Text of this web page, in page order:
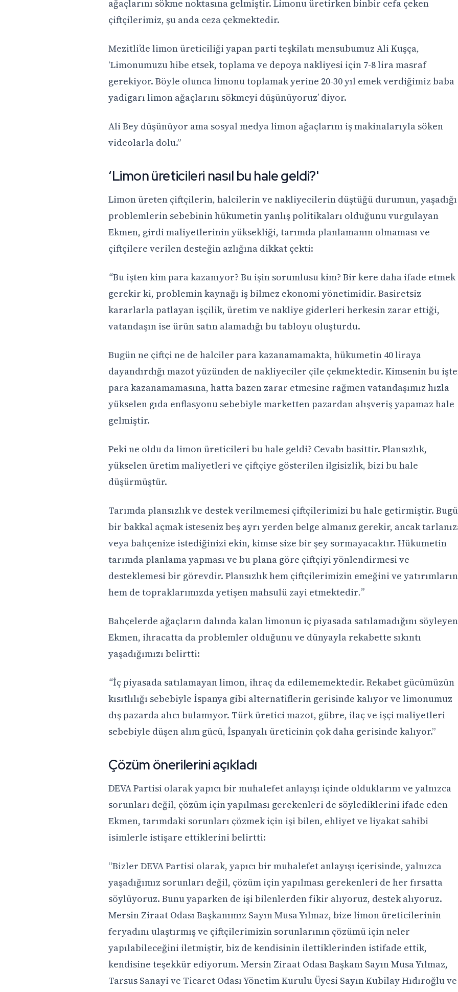
ağaçlarını sökme noktasına gelmiştir. Limonu üretirken binbir cefa çeken
çiftçilerimiz, şu anda ceza çekmektedir.
Mezitli’de limon üreticiliği yapan parti teşkilatı mensubumuz Ali Kuşça,
‘Limonumuzu hibe etsek, toplama ve depoya nakliyesi için 7-8 lira masraf
gerekiyor. Böyle olunca limonu toplamak yerine 20-30 yıl emek verdiğimiz baba
yadigarı limon ağaçlarını sökmeyi düşünüyoruz’ diyor.
Ali Bey düşünüyor ama sosyal medya limon ağaçlarını iş makinalarıyla söken
videolarla dolu.”
‘Limon üreticileri nasıl bu hale geldi?'
Limon üreten çiftçilerin, halcilerin ve nakliyecilerin düştüğü durumun, yaşadığı
problemlerin sebebinin hükumetin yanlış politikaları olduğunu vurgulayan
Ekmen, girdi maliyetlerinin yüksekliği, tarımda planlamanın olmaması ve
çiftçilere verilen desteğin azlığına dikkat çekti:
“Bu işten kim para kazanıyor? Bu işin sorumlusu kim? Bir kere daha ifade etmek
gerekir ki, problemin kaynağı iş bilmez ekonomi yönetimidir. Basiretsiz
kararlarla patlayan işçilik, üretim ve nakliye giderleri herkesin zarar ettiği,
vatandaşın ise ürün satın alamadığı bu tabloyu oluşturdu.
Bugün ne çiftçi ne de halciler para kazanamamakta, hükumetin 40 liraya
dayandırdığı mazot yüzünden de nakliyeciler çile çekmektedir. Kimsenin bu
para kazanamamasına, hatta bazen zarar etmesine rağmen vatandaşımız hızla
yükselen gıda enflasyonu sebebiyle marketten pazardan alışveriş yapamaz hale
gelmiştir.
Peki ne oldu da limon üreticileri bu hale geldi? Cevabı basittir. Plansızlık,
yükselen üretim maliyetleri ve çiftçiye gösterilen ilgisizlik, bizi bu hale
düşürmüştür.
Tarımda plansızlık ve destek verilmemesi çiftçilerimizi bu hale getirmiştir.
bir bakkal açmak isteseniz beş ayrı yerden belge almanız gerekir, ancak
veya bahçenize istediğinizi ekin, kimse size bir şey sormayacaktır. Hükumetin
tarımda planlama yapması ve bu plana göre çiftçiyi yönlendirmesi ve
desteklemesi bir görevdir. Plansızlık hem çiftçilerimizin emeğini ve
hem de topraklarımızda yetişen mahsulü zayi etmektedir.”
Bahçelerde ağaçların dalında kalan limonun iç piyasada satılamadığını söyleyen
Ekmen, ihracatta da problemler olduğunu ve dünyayla rekabette sıkıntı
yaşadığımızı belirtti:
“İç piyasada satılamayan limon, ihraç da edilememektedir. Rekabet gücümüzün
kısıtlılığı sebebiyle İspanya gibi alternatiflerin gerisinde kalıyor ve limonumuz
dış pazarda alıcı bulamıyor. Türk üretici mazot, gübre, ilaç ve işçi maliyetleri
sebebiyle düşen alım gücü, İspanyalı üreticinin çok daha gerisinde kalıyor.”
Çözüm önerilerini açıkladı
DEVA Partisi olarak yapıcı bir muhalefet anlayışı içinde olduklarını ve yalnızca
sorunları değil, çözüm için yapılması gerekenleri de söylediklerini ifade eden
Ekmen, tarımdaki sorunları çözmek için işi bilen, ehliyet ve liyakat sahibi
isimlerle istişare ettiklerini belirtti:
“Bizler DEVA Partisi olarak, yapıcı bir muhalefet anlayışı içerisinde, yalnızca
yaşadığımız sorunları değil, çözüm için yapılması gerekenleri de her fırsatta
söylüyoruz. Bunu yaparken de işi bilenlerden fikir alıyoruz, destek alıyoruz.
Mersin Ziraat Odası Başkanımız Sayın Musa Yılmaz, bize limon üreticilerinin
feryadını ulaştırmış ve çiftçilerimizin sorunlarının çözümü için neler
yapılabileceğini iletmiştir, biz de kendisinin ilettiklerinden istifade ettik,
kendisine teşekkür ediyorum. Mersin Ziraat Odası Başkanı Sayın Musa Yılmaz,
Tarsus Sanayi ve Ticaret Odası Yönetim Kurulu Üyesi Sayın Kubilay Hıdıroğlu ve